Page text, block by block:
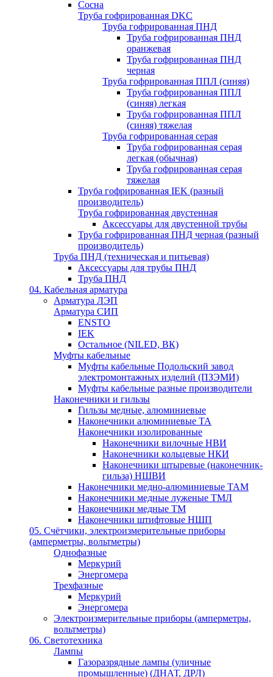
Сосна
Труба гофрированная DKC
Труба гофрированная ПНД
Труба гофрированная ПНД
оранжевая
Труба гофрированная ПНД
черная
Труба гофрированная ППЛ (синяя)
Труба гофрированная ППЛ
(синяя) легкая
Труба гофрированная ППЛ
(синяя) тяжелая
Труба гофрированная серая
Труба гофрированная серая
легкая (обычная)
Труба гофрированная серая
тяжелая
Труба гофрированная IEK (разный
производитель)
Труба гофрированная двустенная
Аксессуары для двустенной трубы
Труба гофрированная ПНД черная (разный
производитель)
Труба ПНД (техническая и питьевая)
Аксессуары для трубы ПНД
Труба ПНД
04. Кабельная арматура
Арматура ЛЭП
Арматура СИП
ENSTO
IEK
Остальное (NILED, ВК)
Муфты кабельные
Муфты кабельные Подольский завод
электромонтажных изделий (ПЗЭМИ)
Муфты кабельные разные производители
Наконечники и гильзы
Гильзы медные, алюминиевые
Наконечники алюминиевые ТА
Наконечники изолированные
Наконечники вилочные НВИ
Наконечники кольцевые НКИ
Наконечники штыревые (наконечник-
гильза) НШВИ
Наконечники медно-алюминиевые ТАМ
Наконечники медные луженые ТМЛ
Наконечники медные ТМ
Наконечники штифтовые НШП
05. Счётчики, электроизмерительные приборы
(амперметры, вольтметры)
Однофазные
Меркурий
Энергомера
Трехфазные
Меркурий
Энергомера
Электроизмерительные приборы (амперметры,
вольтметры)
06. Светотехника
Лампы
Газоразрядные лампы (уличные
промышленные) (ДНАТ, ДРЛ)